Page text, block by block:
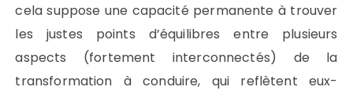
cela suppose une capacité permanente à trouver
les justes points d’équilibres entre plusieurs
aspects (fortement interconnectés) de la
transformation à conduire, qui reflètent eux-